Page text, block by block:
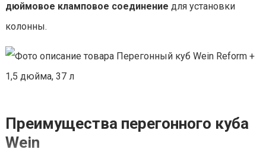
дюймовое кламповое соединение для установки
колонны.
Преимущества перегонного куба
Wein